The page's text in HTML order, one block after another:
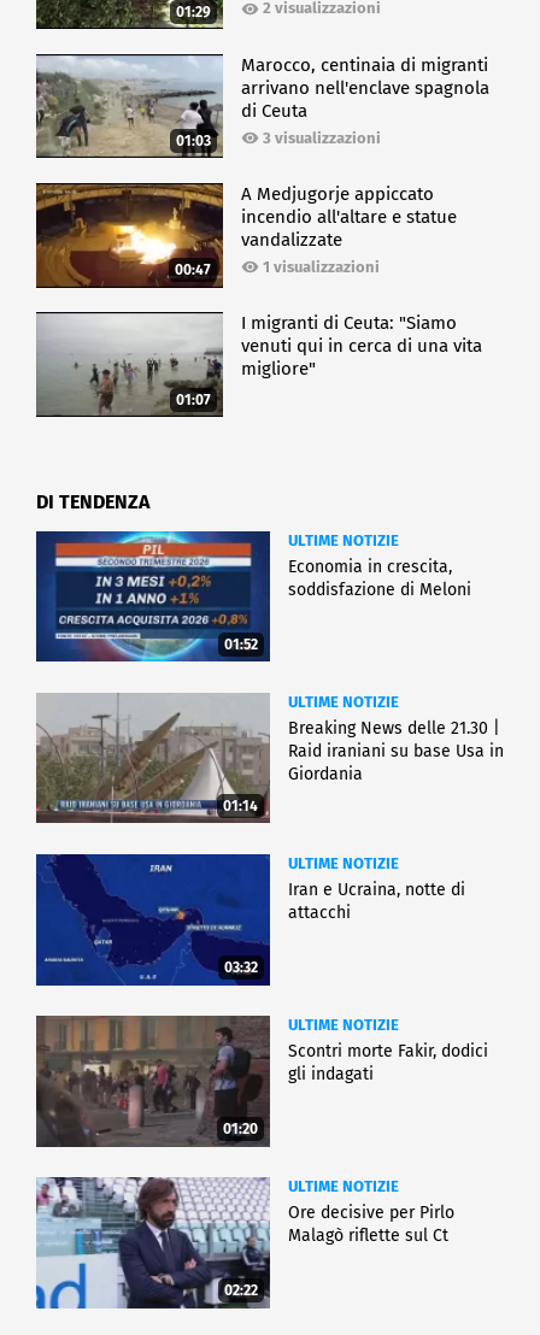
01:29 2 visualizzazioni
01:03
Marocco, centinaia di migranti
arrivano nell'enclave spagnola
di Ceuta
3 visualizzazioni
00:47
A Medjugorje appiccato
incendio all'altare e statue
vandalizzate
1 visualizzazioni
01:07
I migranti di Ceuta: "Siamo
venuti qui in cerca di una vita
migliore"
DI TENDENZA
01:52
ULTIME NOTIZIE
Economia in crescita,
soddisfazione di Meloni
01:14
ULTIME NOTIZIE
Breaking News delle 21.30 |
Raid iraniani su base Usa in
Giordania
03:32
ULTIME NOTIZIE
Iran e Ucraina, notte di
attacchi
01:20
ULTIME NOTIZIE
Scontri morte Fakir, dodici
gli indagati
02:22
ULTIME NOTIZIE
Ore decisive per Pirlo
Malagò riflette sul Ct